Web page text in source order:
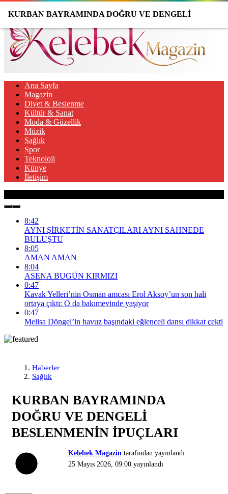
Ana Sayfa
Magazin
Diyet & Beslenme
Kültür & Sanat
Moda & Güzellik
Müzik
Sağlık
Spor
Teknoloji
Künye
İletişim
8:42
AYNI ŞİRKETİN SANATÇILARI AYNI SAHNEDE
BULUŞTU
8:05
AMAN AMAN
8:04
ASENA BUGÜN KIRMIZI
0:47
Kavak Yelleri’nin Osman amcası Erol Aksoy’un son hali
ortaya çıktı: O da bakımevinde yaşıyor
0:47
Melisa Döngel’in havuz başındaki eğlenceli dansı dikkat çekti
Haberler
Sağlık
KURBAN BAYRAMINDA
DOĞRU VE DENGELİ
BESLENMENİN İPUÇLARI
Kelebek Magazin tarafından yayınlandı
25 Mayıs 2026, 09:00 yayınlandı
KURBAN BAYRAMINDA DOĞRU VE DENGELİ
BESLENMENİN İPUÇLARI